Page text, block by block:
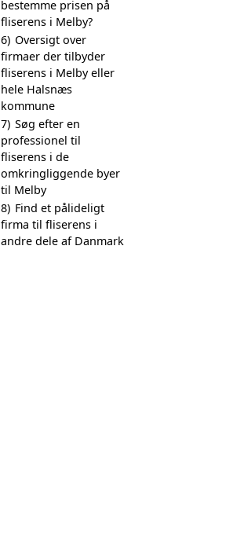
bestemme prisen på
fliserens i Melby?
6) Oversigt over
firmaer der tilbyder
fliserens i Melby eller
hele Halsnæs
kommune
7) Søg efter en
professionel til
fliserens i de
omkringliggende byer
til Melby
8) Find et pålideligt
firma til fliserens i
andre dele af Danmark